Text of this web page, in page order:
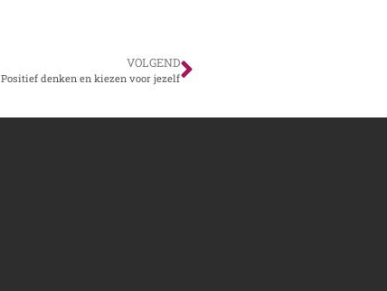
VOLGEND
Positief denken en kiezen voor jezelf